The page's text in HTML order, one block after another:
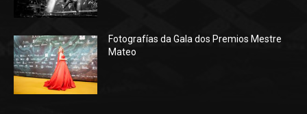
Fotografías da Gala dos Premios Mestre
Mateo